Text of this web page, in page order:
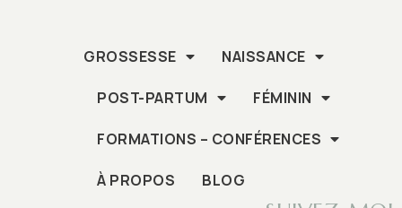
GROSSESSE NAISSANCE
POST-PARTUM FÉMININ
FORMATIONS – CONFÉRENCES
À PROPOS BLOG